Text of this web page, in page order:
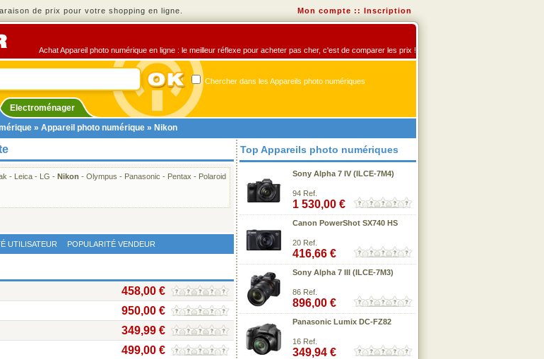
de prix pour votre shopping en ligne. Mon compte :: Inscription
Achat Appareil photo numérique en ligne : le meilleur réflexe pour acheter pas cher, c'est de comparer les prix !
Chercher dans les Appareils photo numériques
Electroménager
» Appareil photo numérique » Nikon
- Leica - LG - Nikon - Olympus - Panasonic - Pentax - Polaroid
UTILISATEUR POPULARITÉ VENDEUR
458,00 €
950,00 €
349,99 €
499,00 €
Top Appareils photo numériques
Sony Alpha 7 IV (ILCE-7M4)
94 Ref.
1 530,00 €
Canon PowerShot SX740 HS
20 Ref.
416,66 €
Sony Alpha 7 III (ILCE-7M3)
86 Ref.
896,00 €
Panasonic Lumix DC-FZ82
16 Ref.
349,94 €